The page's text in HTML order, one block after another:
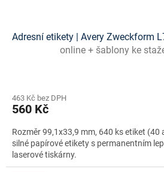
Adresní etikety | Avery Zweckform
online + šablony ke
463 Kč bez DPH
560 Kč
Rozměr 99,1x33,9 mm, 640 ks etiket (40
silné papírové etikety s permanentním
laserové tiskárny.